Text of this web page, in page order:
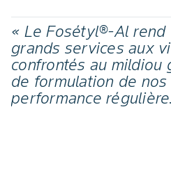
« Le Fosétyl®-Al rend
grands services aux
confrontés au mildiou
de formulation de
performance